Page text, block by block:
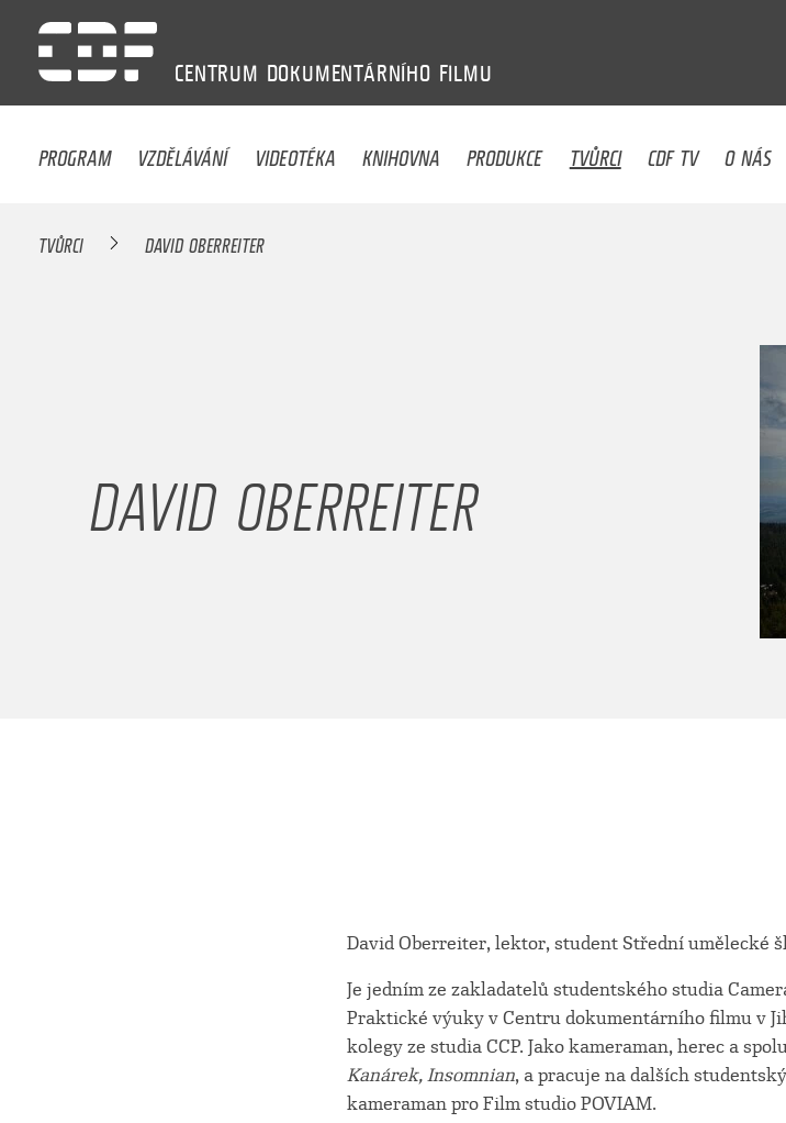
CENTRUM DOKUMENTÁRNÍHO FILMU
PROGRAM VZDĚLÁVÁNÍ VIDEOTÉKA KNIHOVNA PRODUKCE TVŮRCI CDF TV O NÁS
TVŮRCI DAVID OBERREITER
DAVID OBERREITER
David Oberreiter, lektor, student Střední umělecké
Je jedním ze zakladatelů studentského studia
Praktické výuky v Centru dokumentárního filmu v
kolegy ze studia CCP. Jako kameraman, herec a
Kanárek, Insomnian, a pracuje na dalších
kameraman pro Film studio POVIAM.